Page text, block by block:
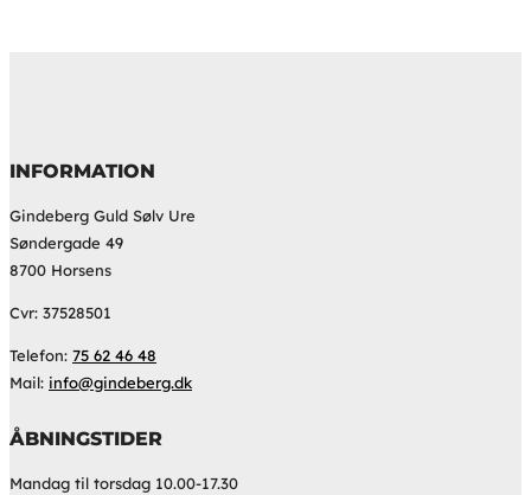
INFORMATION
Gindeberg Guld Sølv Ure
Søndergade 49
8700 Horsens
Cvr: 37528501
Telefon: 75 62 46 48
Mail: info@gindeberg.dk
ÅBNINGSTIDER
Mandag til torsdag 10.00-17.30